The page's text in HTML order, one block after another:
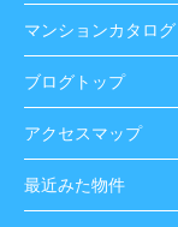
マンションカタログ
ブログトップ
アクセスマップ
最近みた物件